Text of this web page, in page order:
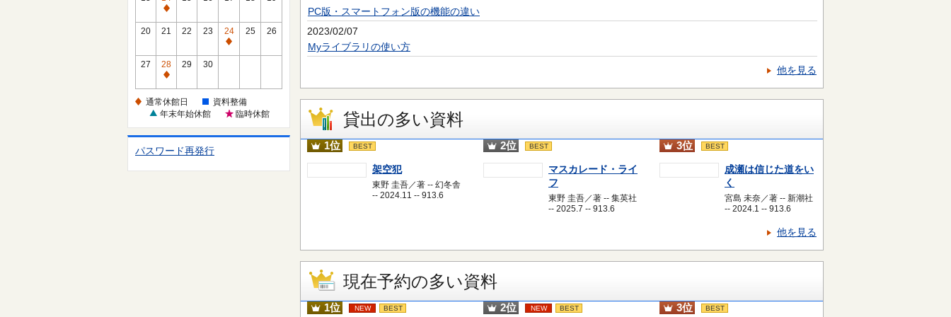
休
館
通
常
館
日
20 21 22 23
24
通
館
日
25 26
27
28
通
休
日
29 30
通常休館日
資料整備
年末年始休館
臨時休館
パスワード再発行
PC版・スマートフォン版の機能の違い
2023/02/07
Myライブラリの使い方
他を見る
貸出の多い資料
1位 BEST
架空犯
東野 圭吾／著 -- 幻冬舎
-- 2024.11 -- 913.6
2位 BEST
マスカレード・ライ
フ
東野 圭吾／著 -- 集英社
-- 2025.7 -- 913.6
3位 BEST
成瀬は信じた道をい
く
宮島 未奈／著 -- 新潮社
-- 2024.1 -- 913.6
他を見る
現在予約の多い資料
1位 NEW BEST 2位 NEW BEST 3位 BEST